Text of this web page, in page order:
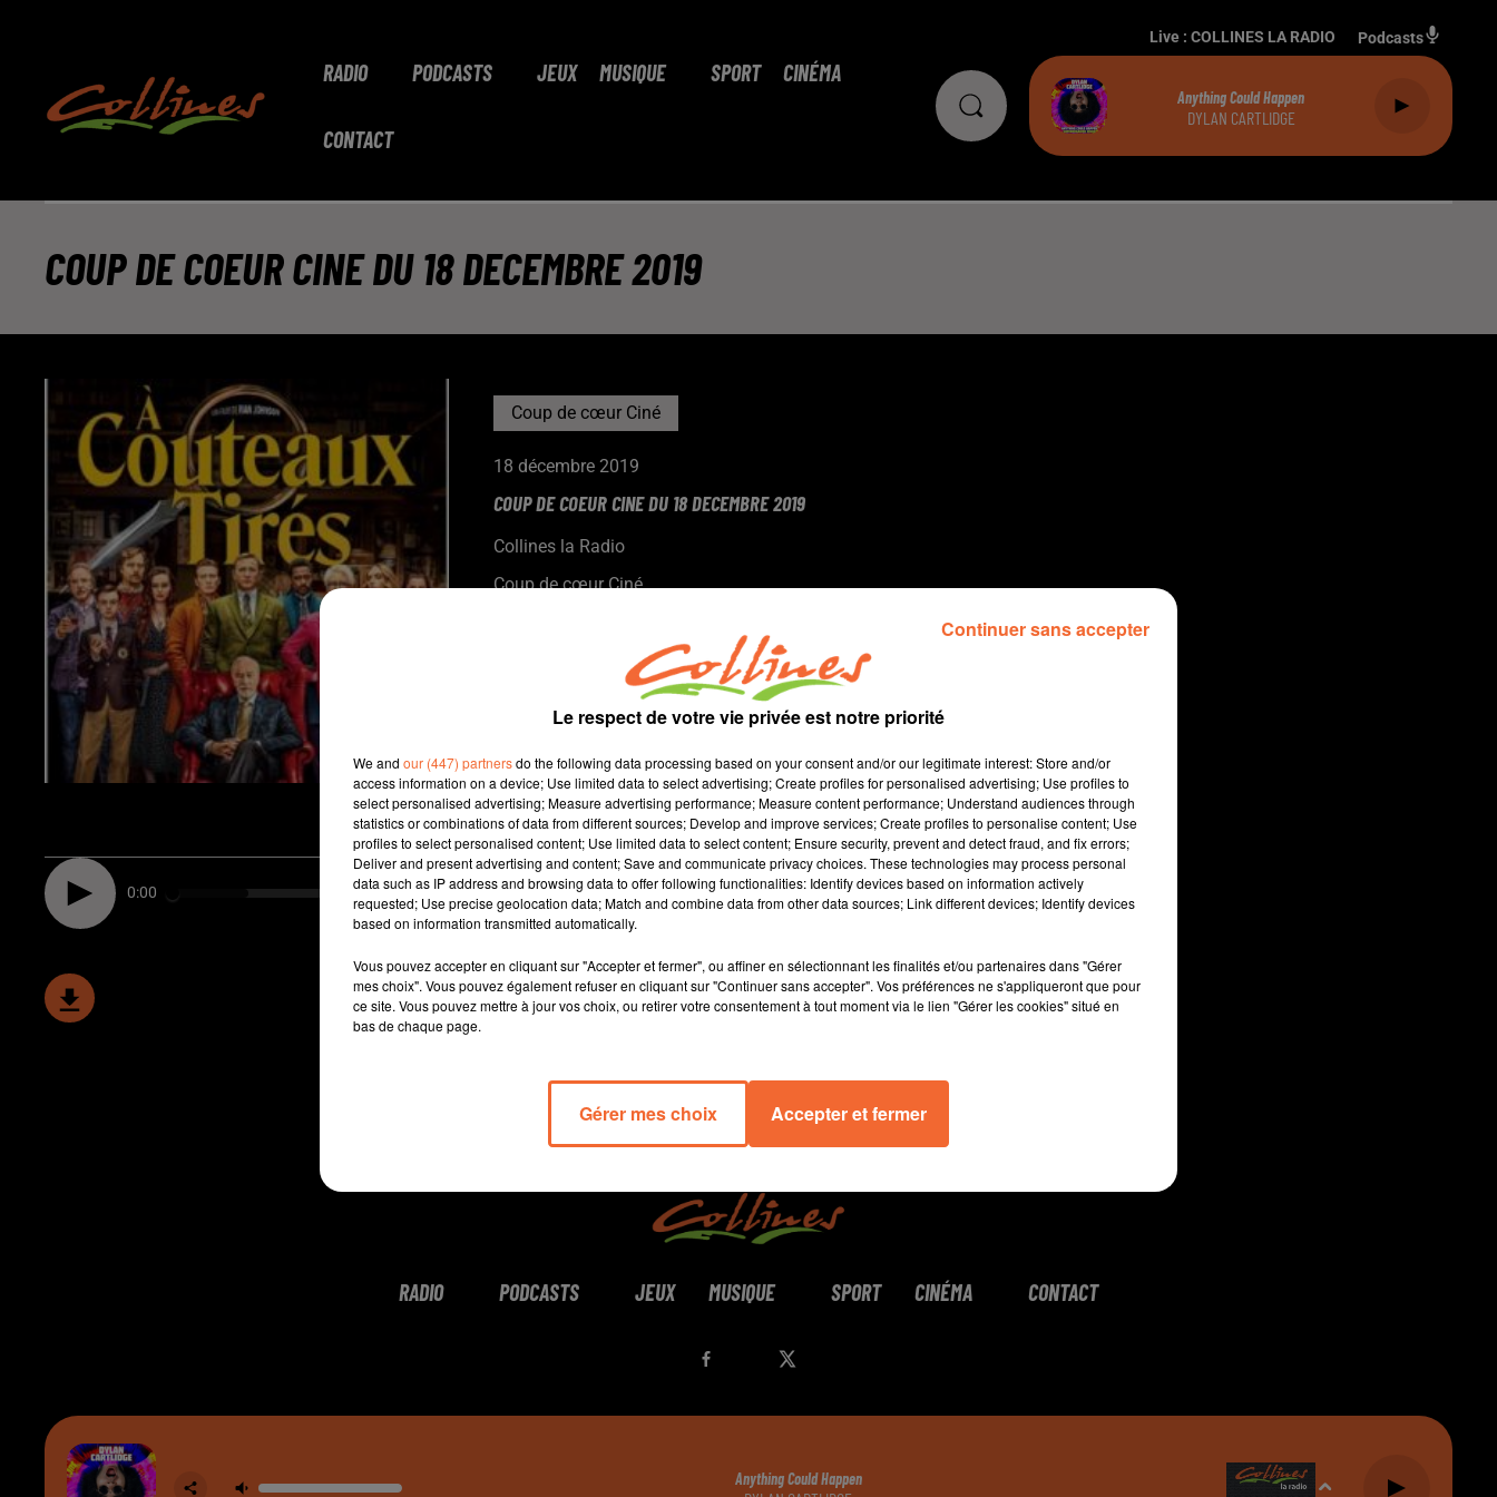
RADIO PODCASTS JEUX MUSIQUE SPORT CINÉMA
CONTACT
Live : COLLINES LA RADIO Podcasts
Anything Could Happen
DYLAN CARTLIDGE
COUP DE COEUR CINE DU 18 DECEMBRE 2019
Coup de cœur Ciné
18 décembre 2019
COUP DE COEUR CINE DU 18 DECEMBRE 2019
Collines la Radio
Coup de cœur Ciné
Ce mercredi 18 Décembre, Morgan Rassinoux, programmateur
au Fauteuil Rouge à Bressuire, s'est intéressé au film "A
0:00 0:00
RADIO PODCASTS JEUX MUSIQUE SPORT CINÉMA CONTACT
Anything Could Happen
Le respect de votre vie privée est notre priorité
We and our (447) partnersdo the following data processing based on your consent and/or our legitimate interest: Store and/or
access information on a device; Use limited data to select advertising; Create profiles for personalised advertising; Use profiles to
select personalised advertising; Measure advertising performance; Measure content performance; Understand audiences through
statistics or combinations of data from different sources; Develop and improve services; Create profiles to personalise content; Use
profiles to select personalised content; Use limited data to select content; Ensure security, prevent and detect fraud, and fix errors;
Deliver and present advertising and content; Save and communicate privacy choices. These technologies may process personal
data such as IP address and browsing data to offer following functionalities: Identify devices based on information actively
requested; Use precise geolocation data; Match and combine data from other data sources; Link different devices; Identify devices
based on information transmitted automatically.
Vous pouvez accepter en cliquant sur "Accepter et fermer", ou affiner en sélectionnant les finalités et/ou partenaires dans "Gérer
mes choix". Vous pouvez également refuser en cliquant sur "Continuer sans accepter". Vos préférences ne s'appliqueront que pour
ce site. Vous pouvez mettre à jour vos choix, ou retirer votre consentement à tout moment via le lien "Gérer les cookies" situé en
bas de chaque page.
Gérer mes choix Accepter et fermer
Continuer sans accepter